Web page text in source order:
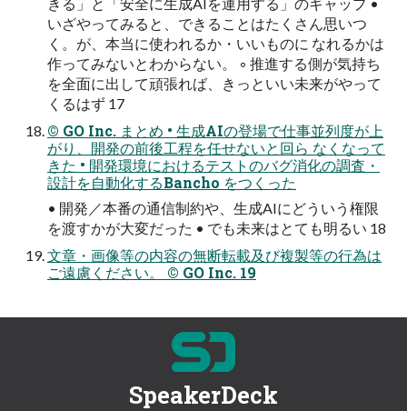
いざやってみると、できることはたくさん思いつ
く。が、本当に使われるか・いいものに なれるかは
作ってみないとわからない。 ◦ 推進する側が気持ち
を全面に出して頑張れば、きっといい未来がやって
くるはず 17
© GO Inc. まとめ • 生成AIの登場で仕事並列度が上
がり、開発の前後工程を任せないと回ら なくなって
きた • 開発環境におけるテストのバグ消化の調査・
設計を自動化するBancho をつくった
• 開発／本番の通信制約や、生成AIにどういう権限
を渡すかが大変だった • でも未来はとても明るい 18
文章・画像等の内容の無断転載及び複製等の行為は
ご遠慮ください。 © GO Inc. 19
SpeakerDeck